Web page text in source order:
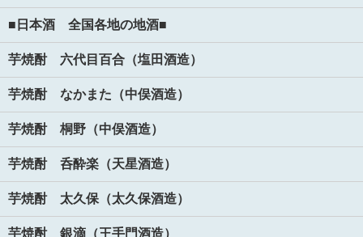
■日本酒 全国各地の地酒■
芋焼酎 六代目百合（塩田酒造）
芋焼酎 なかまた（中俣酒造）
芋焼酎 桐野（中俣酒造）
芋焼酎 呑酔楽（天星酒造）
芋焼酎 太久保（太久保酒造）
芋焼酎 銀滴（王手門酒造）